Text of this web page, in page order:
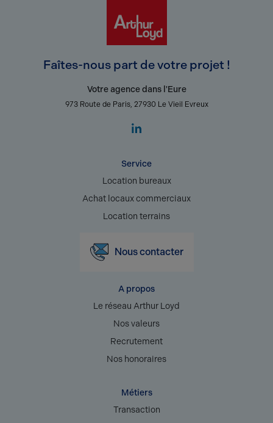
Faîtes-nous part de votre projet !
Votre agence dans l'Eure
973 Route de Paris, 27930 Le Vieil Evreux
Service
Location bureaux
Achat locaux commerciaux
Location terrains
Nous contacter
A propos
Le réseau Arthur Loyd
Nos valeurs
Recrutement
Nos honoraires
Métiers
Transaction